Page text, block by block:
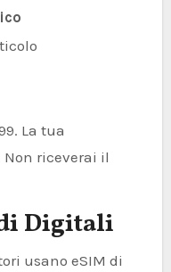
La tua
riceverai il
Digitali
usano eSIM di